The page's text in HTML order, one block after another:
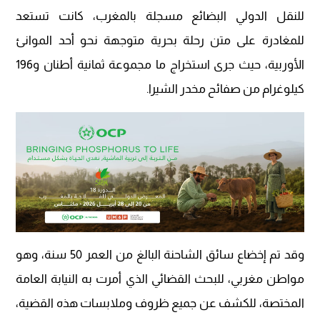
للنقل الدولي البضائع مسجلة بالمغرب، كانت تستعد
للمغادرة على متن رحلة بحرية متوجهة نحو أحد الموانئ
الأوربية، حيث جرى استخراج ما مجموعة ثمانية أطنان و196
كيلوغرام من صفائح مخدر الشيرا.
وقد تم إخضاع سائق الشاحنة البالغ من العمر 50 سنة، وهو
مواطن مغربي، للبحث القضائي الذي أمرت به النيابة العامة
المختصة، للكشف عن جميع ظروف وملابسات هذه القضية،